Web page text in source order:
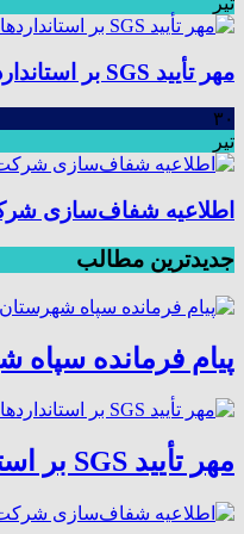
مهر تأیید SGS بر استانداردهای جهانیِ شرکت عملیات اکتشاف نفت؛ موفقیت در ممیزی سیستم مدیریت یکپارچه
۳۰
تیر
اطلاعیه شفاف‌سازی
جدیدترین مطالب
پیام فرمانده
مهر تأیید SGS بر استانداردهای جهانیِ شرکت عملیات اکتشاف نفت؛ موفقیت در ممیزی سیستم مدیریت یکپارچه